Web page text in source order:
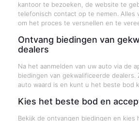
kantoor te bezoeken, de website te
telefonisch contact op te nemen. Alles
om het proces te versnellen en te
Ontvang biedingen van
dealers
Na het aanmelden van uw auto via de
biedingen van gekwalificeerde dealers.
auto waard is en kunt u het beste bod
Kies het beste bod en
Bekijk de ontvangen biedingen en kies